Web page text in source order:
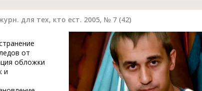
для тех, кто ест. 2005, № 7 (42)
от
обложки
и